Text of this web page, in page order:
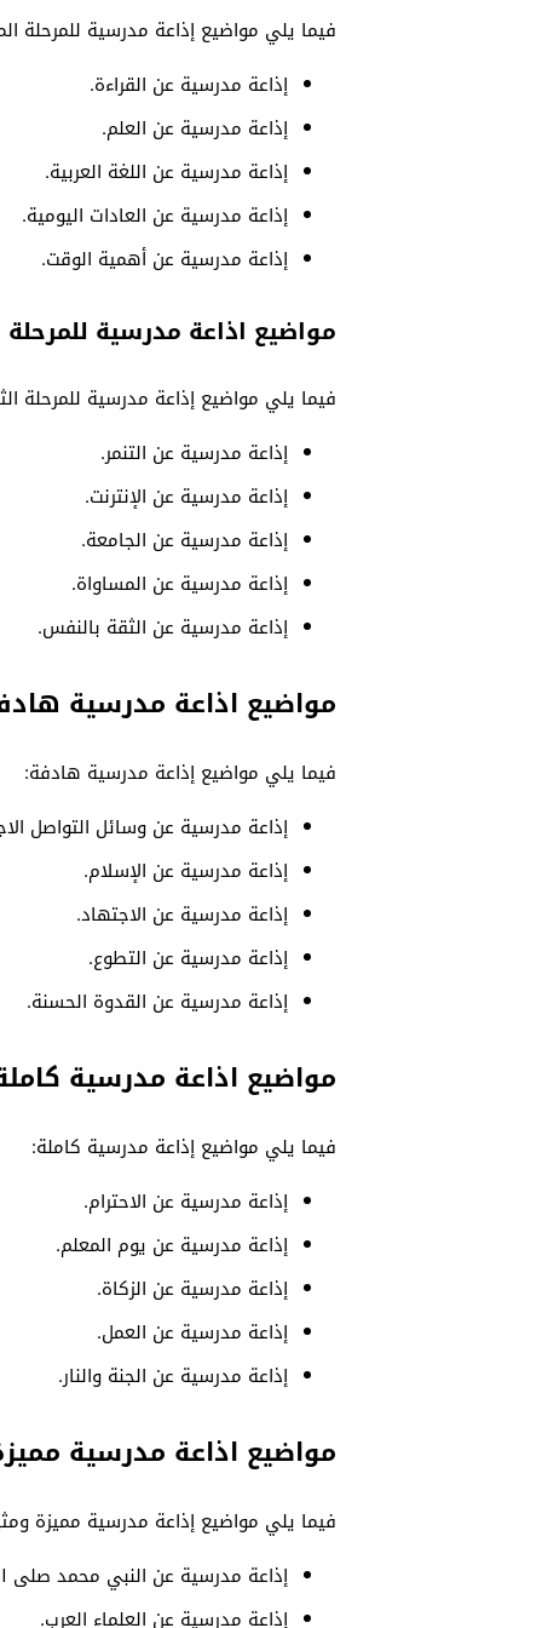
فيما يلي مواضيع إذاعة مدرسية للمرحلة
إذاعة مدرسية عن القراءة.
إذاعة مدرسية عن العلم.
إذاعة مدرسية عن اللغة العربية.
إذاعة مدرسية عن العادات اليومية.
إذاعة مدرسية عن أهمية الوقت.
مواضيع اذاعة مدرسية للمرحلة
فيما يلي مواضيع إذاعة مدرسية للمرحلة
إذاعة مدرسية عن التنمر.
إذاعة مدرسية عن الإنترنت.
إذاعة مدرسية عن الجامعة.
إذاعة مدرسية عن المساواة.
إذاعة مدرسية عن الثقة بالنفس.
مواضيع اذاعة مدرسية
فيما يلي مواضيع إذاعة مدرسية هادفة:
إذاعة مدرسية عن وسائل التواصل
إذاعة مدرسية عن الإسلام.
إذاعة مدرسية عن الاجتهاد.
إذاعة مدرسية عن التطوع.
إذاعة مدرسية عن القدوة الحسنة.
مواضيع اذاعة مدرسية
فيما يلي مواضيع إذاعة مدرسية كاملة:
إذاعة مدرسية عن الاحترام.
إذاعة مدرسية عن يوم المعلم.
إذاعة مدرسية عن الزكاة.
إذاعة مدرسية عن العمل.
إذاعة مدرسية عن الجنة والنار.
مواضيع اذاعة مدرسية
فيما يلي مواضيع إذاعة مدرسية مميزة
إذاعة مدرسية عن النبي محمد صلى
إذاعة مدرسية عن العلماء العرب.